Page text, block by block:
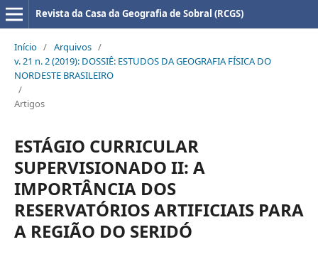
Revista da Casa da Geografia de Sobral (RCGS)
Início / Arquivos /
v. 21 n. 2 (2019): DOSSIÊ: ESTUDOS DA GEOGRAFIA FÍSICA DO
NORDESTE BRASILEIRO
/
Artigos
ESTÁGIO CURRICULAR
SUPERVISIONADO II: A
IMPORTÂNCIA DOS
RESERVATÓRIOS ARTIFICIAIS PARA
A REGIÃO DO SERIDÓ